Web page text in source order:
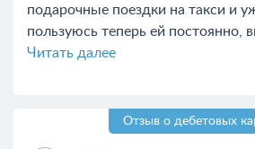
подарочные поездки на такси и
пользуюсь теперь ей постоянно,
Читать далее
Отзыв о дебетовых